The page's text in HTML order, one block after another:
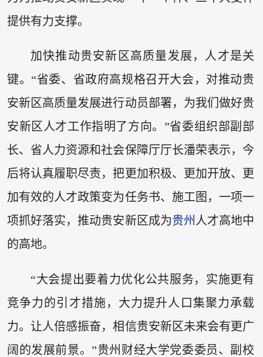
提供有力支撑。
加快推动贵安新区高质量发展，人才是关
键。“省委、省政府高规格召开大会，对推动贵
安新区高质量发展进行动员部署，为我们做好贵
安新区人才工作指明了方向。”省委组织部副部
长、省人力资源和社会保障厅厅长潘荣表示，今
后将认真履职尽责，把更加积极、更加开放、更
加有效的人才政策变为任务书、施工图，一项一
项抓好落实，推动贵安新区成为贵州 人才高地中
的高地。
“大会提出要着力优化公共服务，实施更有
竞争力的引才措施，大力提升人口集聚力承载
力。让人倍感振奋，相信贵安新区未来会有更广
阔的发展前景。”贵州财经大学党委委员、副校